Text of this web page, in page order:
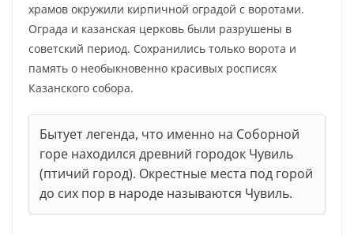
храмов окружили кирпичной оградой с воротами.
Ограда и казанская церковь были разрушены в
советский период. Сохранились только ворота и
память о необыкновенно красивых росписях
Казанского собора.
Бытует легенда, что именно на Соборной
горе находился древний городок Чувиль
(птичий город). Окрестные места под горой
до сих пор в народе называются Чувиль.